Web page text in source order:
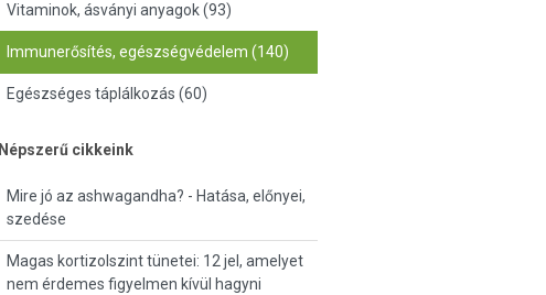
Vitaminok, ásványi anyagok (93)
Immunerősítés, egészségvédelem (140)
Egészséges táplálkozás (60)
Népszerű cikkeink
Mire jó az ashwagandha? - Hatása, előnyei,
szedése
Magas kortizolszint tünetei: 12 jel, amelyet
nem érdemes figyelmen kívül hagyni